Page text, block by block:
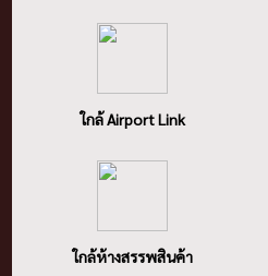
ใกล้ Airport Link
ใกล้ห้างสรรพสินค้า